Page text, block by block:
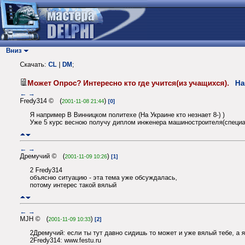
Вниз
Скачать: CL DM ;
Может Опрос? Интересно кто где учится(из учащихся).
← →
Fredy314 © (2001-11-08 21:44) [0]
Я например В Винницком политехе (На Украине кто незнает 8-) )
Уже 5 курс весною получу диплом инженера
← →
Дремучий © (2001-11-09 10:26) [1]
2 Fredy314
объясню ситуацию - эта тема уже обсуждалась,
потому интерес такой вялый
← →
MJH © (2001-11-09 10:33) [2]
2Дремучий: если ты тут давно сидишь то может и уже вялый тебе, а
2Fredy314: www.festu.ru